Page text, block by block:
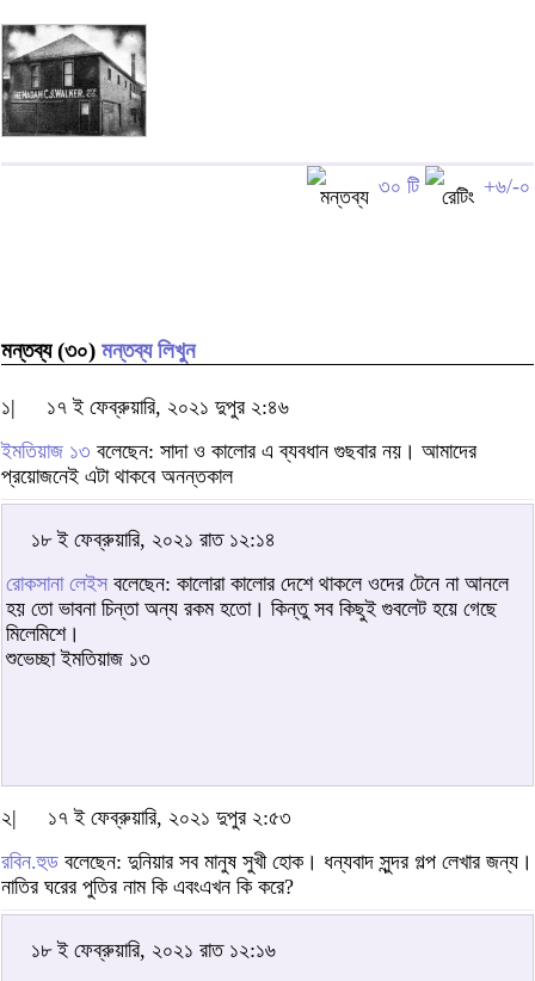
৩০ টি +৬/-০
মন্তব্য (৩০) মন্তব্য লিখুন
১|
১৭ ই ফেব্রুয়ারি, ২০২১ দুপুর ২:৪৬
ইমতিয়াজ ১৩ বলেছেন: সাদা ও কালোর এ ব্যবধান গুছবার নয়। আমাদের
প্রয়োজনেই এটা থাকবে অনন্তকাল
১৮ ই ফেব্রুয়ারি, ২০২১ রাত ১২:১৪
রোকসানা লেইস বলেছেন: কালোরা কালোর দেশে থাকলে ওদের টেনে না আনলে
হয় তো ভাবনা চিন্তা অন্য রকম হতো। কিন্তু সব কিছুই গুবলেট হয়ে গেছে
মিলেমিশে।
শুভেচ্ছা ইমতিয়াজ ১৩
২|
১৭ ই ফেব্রুয়ারি, ২০২১ দুপুর ২:৫৩
রবিন.হুড বলেছেন: দুনিয়ার সব মানুষ সুখী হোক। ধন্যবাদ সুন্দর গল্প লেখার জন্য।
নাতির ঘরের পুতির নাম কি এবংএখন কি করে?
১৮ ই ফেব্রুয়ারি, ২০২১ রাত ১২:১৬